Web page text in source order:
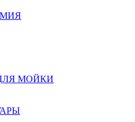
МОЙКИ